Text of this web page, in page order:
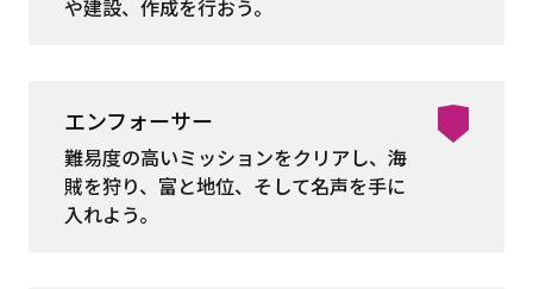
や建設、作成を行おう。
エンフォーサー
難易度の高いミッションをクリアし、海
賊を狩り、富と地位、そして名声を手に
入れよう。